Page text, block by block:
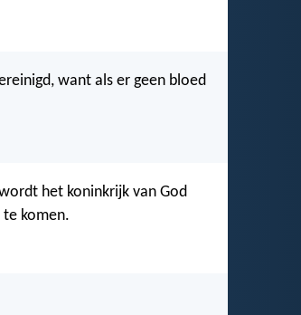
want als er geen bloed
het koninkrijk van God
komen.